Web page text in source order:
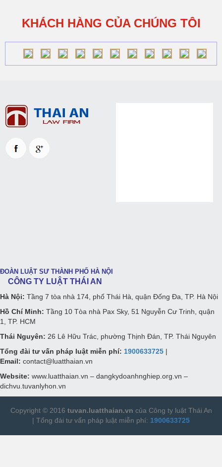
KHÁCH HÀNG CỦA CHÚNG TÔI
ĐOÀN LUẬT SƯ THÀNH PHỐ HÀ NỘI
CÔNG TY LUẬT THÁI AN
Hà Nội: Tầng 7 tòa nhà 174, phố Thái Hà, quận Đống Đa, TP. Hà Nội
Hồ Chí Minh: Tầng 10 Tòa nhà Pax Sky, 51 Nguyễn Cư Trinh, quận
1, TP. HCM
Thái Nguyên: 26 Lê Hữu Trác, phường Thịnh Đán, TP. Thái Nguyên
Tổng đài tư vấn pháp luật miễn phí: 1900633725 |
Email: contact@luatthaian.vn
Website: www.luatthaian.vn – dangkydoanhnghiep.org.vn –
dichvu.tuvanlyhon.vn
Copyright © 2016 tuvan.luatthaian.vn của Công ty luật Thái An
| Tổng đài tư vấn pháp luật miễn phí: 1900633725